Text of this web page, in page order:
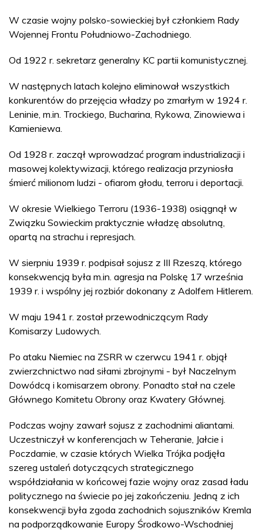
W czasie wojny polsko-sowieckiej był członkiem Rady
Wojennej Frontu Południowo-Zachodniego.
Od 1922 r. sekretarz generalny KC partii komunistycznej.
W następnych latach kolejno eliminował wszystkich
konkurentów do przejęcia władzy po zmarłym w 1924 r.
Leninie, m.in. Trockiego, Bucharina, Rykowa, Zinowiewa i
Kamieniewa.
Od 1928 r. zaczął wprowadzać program industrializacji i
masowej kolektywizacji, którego realizacja przyniosła
śmierć milionom ludzi - ofiarom głodu, terroru i deportacji.
W okresie Wielkiego Terroru (1936-1938) osiągnął w
Związku Sowieckim praktycznie władzę absolutną,
opartą na strachu i represjach.
W sierpniu 1939 r. podpisał sojusz z III Rzeszą, którego
konsekwencją była m.in. agresja na Polskę 17 września
1939 r. i wspólny jej rozbiór dokonany z Adolfem Hitlerem.
W maju 1941 r. został przewodniczącym Rady
Komisarzy Ludowych.
Po ataku Niemiec na ZSRR w czerwcu 1941 r. objął
zwierzchnictwo nad siłami zbrojnymi - był Naczelnym
Dowódcą i komisarzem obrony. Ponadto stał na czele
Głównego Komitetu Obrony oraz Kwatery Głównej.
Podczas wojny zawarł sojusz z zachodnimi aliantami.
Uczestniczył w konferencjach w Teheranie, Jałcie i
Poczdamie, w czasie których Wielka Trójka podjęła
szereg ustaleń dotyczących strategicznego
współdziałania w końcowej fazie wojny oraz zasad ładu
politycznego na świecie po jej zakończeniu. Jedną z ich
konsekwencji była zgoda zachodnich sojuszników Kremla
na podporządkowanie Europy Środkowo-Wschodniej